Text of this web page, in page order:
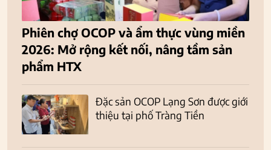
Phiên chợ OCOP và ẩm thực vùng miền
2026: Mở rộng kết nối, nâng tầm sản
phẩm HTX
Đặc sản OCOP Lạng Sơn được giới
thiệu tại phố Tràng Tiền